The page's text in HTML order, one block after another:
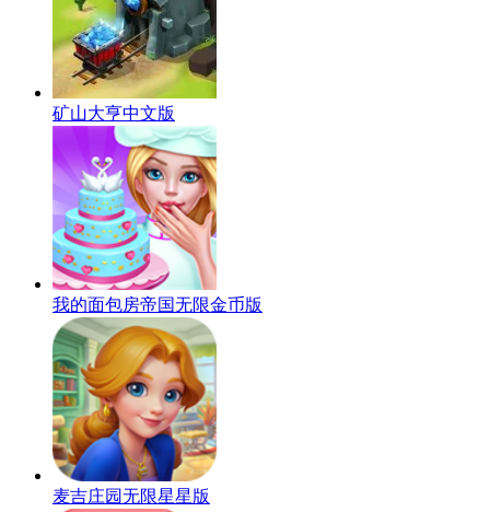
矿山大亨中文版
我的面包房帝国无限金币版
麦吉庄园无限星星版